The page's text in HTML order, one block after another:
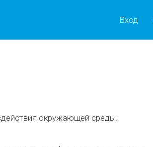
Вход
окружающей среды.